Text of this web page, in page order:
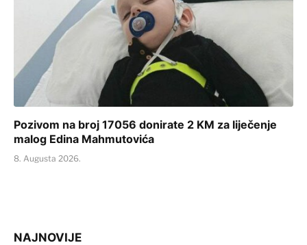
Pozivom na broj 17056 donirate 2 KM za liječenje
malog Edina Mahmutovića
8. Augusta 2026.
NAJNOVIJE